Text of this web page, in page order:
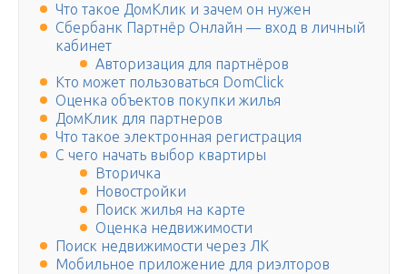
Что такое ДомКлик и зачем он нужен
Сбербанк Партнёр Онлайн — вход в личный
кабинет
Авторизация для партнёров
Кто может пользоваться DomClick
Оценка объектов покупки жилья
ДомКлик для партнеров
Что такое электронная регистрация
С чего начать выбор квартиры
Вторичка
Новостройки
Поиск жилья на карте
Оценка недвижимости
Поиск недвижимости через ЛК
Мобильное приложение для риэлторов